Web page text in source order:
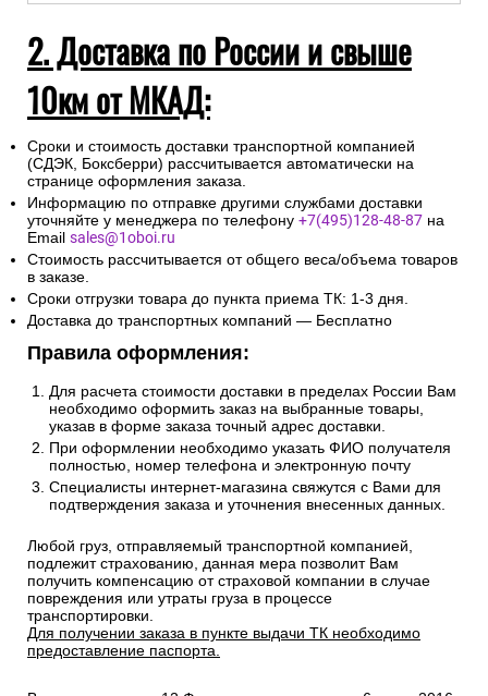
2. Доставка по России и свыше
10км от МКАД:
Сроки и стоимость доставки транспортной компанией
(СДЭК, Боксберри) рассчитывается автоматически на
странице оформления заказа.
Информацию по отправке другими службами доставки
уточняйте у менеджера по телефону +7(495)128-48-87 на
Email sales@1oboi.ru
Стоимость рассчитывается от общего веса/объема товаров
в заказе.
Сроки отгрузки товара до пункта приема ТК: 1-3 дня.
Доставка до транспортных компаний — Бесплатно
Правила оформления:
Для расчета стоимости доставки в пределах России Вам
необходимо оформить заказ на выбранные товары,
указав в форме заказа точный адрес доставки.
При оформлении необходимо указать ФИО получателя
полностью, номер телефона и электронную почту
Специалисты интернет-магазина свяжутся с Вами для
подтверждения заказа и уточнения внесенных данных.
Любой груз, отправляемый транспортной компанией,
подлежит страхованию, данная мера позволит Вам
получить компенсацию от страховой компании в случае
повреждения или утраты груза в процессе
транспортировки.
Для получении заказа в пункте выдачи ТК необходимо
предоставление паспорта.